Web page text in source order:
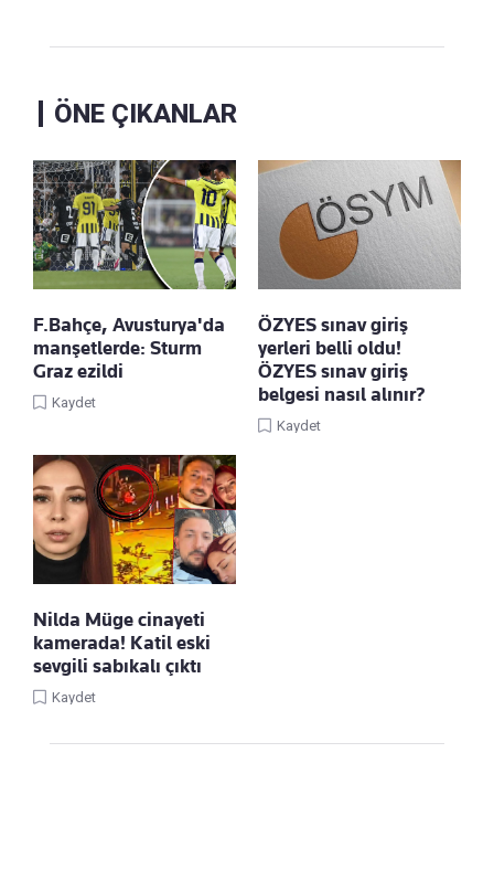
ÖNE ÇIKANLAR
F.Bahçe, Avusturya'da
manşetlerde: Sturm
Graz ezildi
Kaydet
ÖZYES sınav giriş
yerleri belli oldu!
ÖZYES sınav giriş
belgesi nasıl alınır?
Kaydet
Nilda Müge cinayeti
kamerada! Katil eski
sevgili sabıkalı çıktı
Kaydet